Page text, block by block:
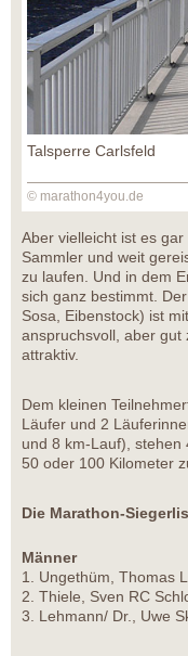
Talsperre Carlsfeld
© marathon4you.de
Aber vielleicht ist es
Sammler und weit
zu laufen. Und in dem
sich ganz bestimmt.
Sosa, Eibenstock) ist
anspruchsvoll, aber
attraktiv.
Dem kleinen
Läufer und 2
und 8 km-Lauf), stehen
50 oder 100 Kilometer
Die Marathon-
Männer
1. Ungethüm, Thomas
2. Thiele, Sven RC
3. Lehmann/ Dr., Uwe